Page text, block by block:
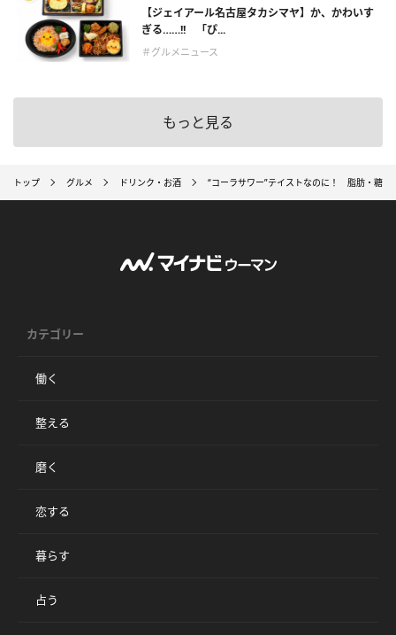
【ジェイアール名古屋タカシマヤ】か、かわいす
ぎる……!! 「ぴ...
＃グルメニュース
もっと見る
トップ グルメ ドリンク・お酒 “コーラサワー”テイストなのに！ 脂肪・糖分
カテゴリー
働く
整える
磨く
恋する
暮らす
占う